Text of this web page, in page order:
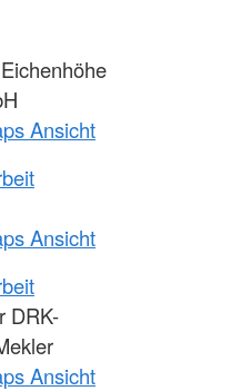
Ansicht
Ansicht
DRK-
Ansicht